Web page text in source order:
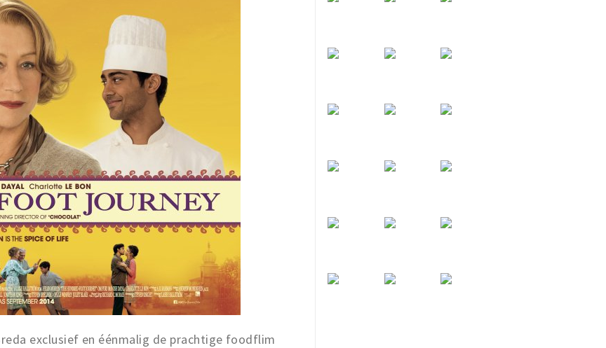
exclusief en éénmalig de prachtige foodflim